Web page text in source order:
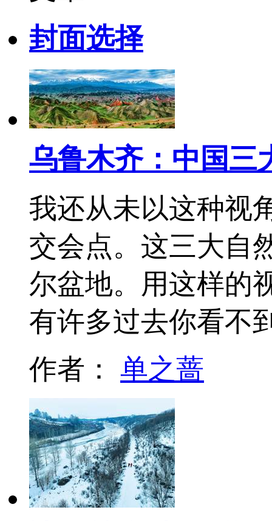
封面选择
乌鲁木齐：中国三
我还从未以这种视
交会点。这三大自
尔盆地。用这样的
有许多过去你看
作者： 单之蔷